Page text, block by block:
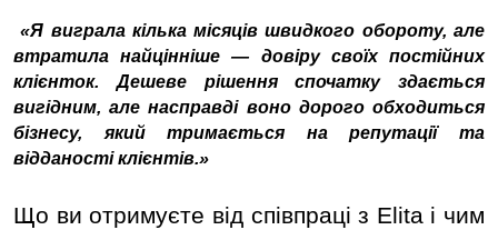
«Я виграла кілька місяців швидкого обороту, але
втратила найцінніше — довіру своїх постійних
клієнток. Дешеве рішення спочатку здається
вигідним, але насправді воно дорого обходиться
бізнесу, який тримається на репутації та
відданості клієнтів.»
Що ви отримуєте від співпраці з Elita і чим